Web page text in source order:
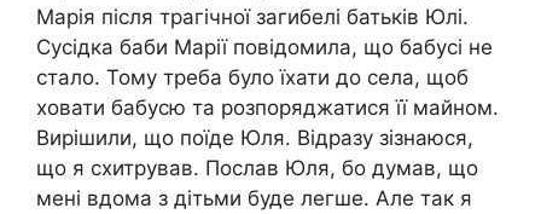
Марія після трагічної загибелі батьків Юлі.
Сусідка баби Марії повідомила, що бабусі не
стало. Тому треба було їхати до села, щоб
ховати бабусю та розпоряджатися її майном.
Вирішили, що поїде Юля. Відразу зізнаюся,
що я схитрував. Послав Юля, бо думав, що
мені вдома з дітьми буде легше. Але так я